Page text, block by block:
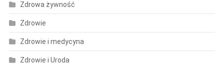
Zdrowa żywność
Zdrowie
Zdrowie i medycyna
Zdrowie i Uroda